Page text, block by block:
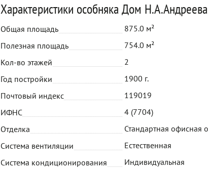
Характеристики особняка Дом Н.А.Андреева
Общая площадь
875.0 м²
Полезная площадь
754.0 м²
Кол-во этажей
2
Год постройки
1900 г.
Почтовый индекс
119019
ИФНС
4 (7704)
Отделка
Стандартная офисная
Система вентиляции
Естественная
Система кондиционирования
Индивидуальная